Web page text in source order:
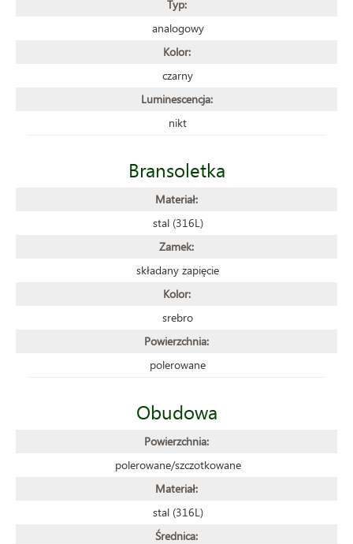
Typ:
analogowy
Kolor:
czarny
Luminescencja:
nikt
Bransoletka
Materiał:
stal (316L)
Zamek:
składany zapięcie
Kolor:
srebro
Powierzchnia:
polerowane
Obudowa
Powierzchnia:
polerowane/szczotkowane
Materiał:
stal (316L)
Średnica: